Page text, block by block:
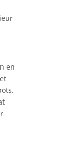
en